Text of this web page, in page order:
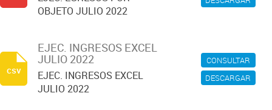
OBJETO JULIO 2022
CONSULTAR
DESCARGAR
EJEC. INGRESOS EXCEL
JULIO 2022
EJEC. INGRESOS EXCEL
JULIO 2022
csv